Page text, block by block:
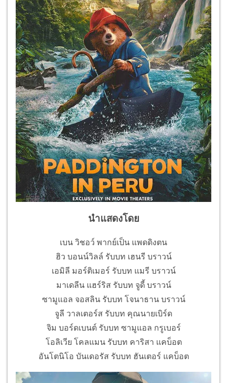
นำแสดงโดย
เบน วิชอว์ พากย์เป็น แพดดิงตน
ฮิว บอนน์วิลล์ รับบท เฮนรี บราวน์
เอมิลี มอร์ติเมอร์ รับบท แมรี บราวน์
มาเดลีน แฮร์ริส รับบท จูดี้ บราวน์
ซามูแอล จอสลิน รับบท โจนาธาน บราวน์
จูลี วาลเตอร์ส รับบท คุณนายเบิร์ด
จิม บอร์ดเบนต์ รับบท ซามูแอล กรูเบอร์
โอลิเวีย โคลแมน รับบท คาริสา แคบ็อต
อันโตนิโอ บันเดอรัส รับบท ฮันเตอร์ แคบ็อต